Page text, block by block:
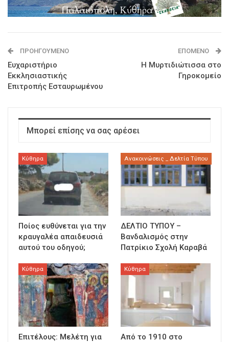
ΠΡΟΗΓΟΎΜΕΝΟ
Ευχαριστήριο
Εκκλησιαστικής
Επιτροπής Εσταυρωμένου
ΕΠΌΜΕΝΟ
Η Μυρτιδιώτισσα στο
Γηροκομείο
Μπορεί επίσης να σας αρέσει
Κύθηρα
Ποίος ευθύνεται για την
κραυγαλέα απαιδευσιά
αυτού του οδηγού;
Ανακοινώσεις _ Δελτία Τύπου
ΔΕΛΤΙΟ ΤΥΠΟΥ –
Βανδαλισμός στην
Πατρίκιο Σχολή Καραβά
Κύθηρα
Επιτέλους: Μελέτη για
Κύθηρα
Από το 1910 στο